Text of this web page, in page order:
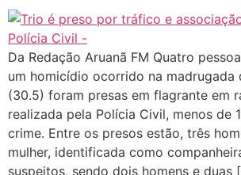
Da Redação Aruanã FM Quatro
um homicídio ocorrido na madrugada
(30.5) foram presas em flagrante em
realizada pela Polícia Civil, menos de
crime. Entre os presos estão, três
mulher, identificada como
suspeitos, sendo dois homens e duas